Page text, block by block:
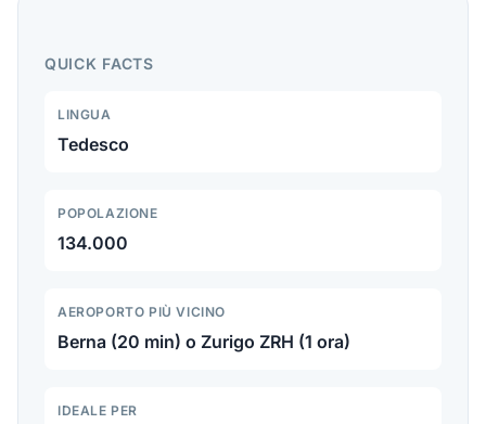
QUICK FACTS
LINGUA
Tedesco
POPOLAZIONE
134.000
AEROPORTO PIÙ VICINO
Berna (20 min) o Zurigo ZRH (1 ora)
IDEALE PER